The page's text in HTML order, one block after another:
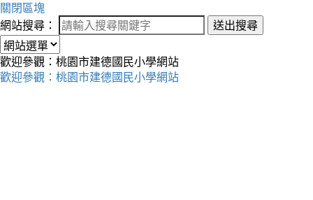
關閉區塊
網站搜尋：
送出搜尋
歡迎參觀：桃園市建德國民小學網站
歡迎參觀：桃園市建德國民小學網站